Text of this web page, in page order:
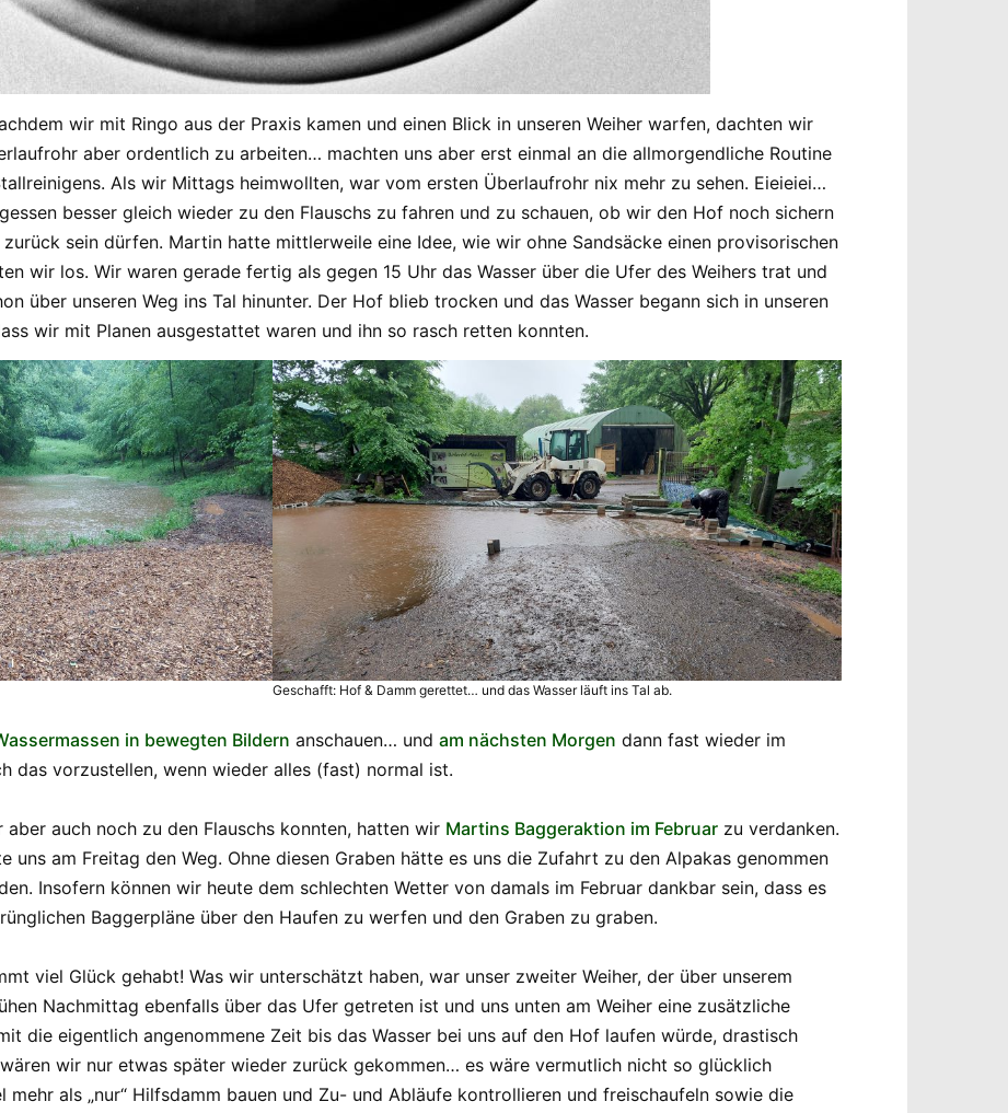
wir mit Ringo aus der Praxis kamen und einen Blick in unseren Weiher warfen, dachten wir
aber ordentlich zu arbeiten… machten uns aber erst einmal an die allmorgendliche Routine
Als wir Mittags heimwollten, war vom ersten Überlaufrohr nix mehr zu sehen. Eieieiei…
besser gleich wieder zu den Flauschs zu fahren und zu schauen, ob wir den Hof noch sichern
sein dürfen. Martin hatte mittlerweile eine Idee, wie wir ohne Sandsäcke einen provisorischen
wir los. Wir waren gerade fertig als gegen 15 Uhr das Wasser über die Ufer des Weihers trat und
über unseren Weg ins Tal hinunter. Der Hof blieb trocken und das Wasser begann sich in unseren
wir mit Planen ausgestattet waren und ihn so rasch retten konnten.
Geschafft: Hof & Damm gerettet… und das Wasser läuft ins Tal ab.
in bewegten Bildern anschauen… und am nächsten Morgen dann fast wieder im
das vorzustellen, wenn wieder alles (fast) normal ist.
aber auch noch zu den Flauschs konnten, hatten wir Martins Baggeraktion im Februar zu verdanken.
uns am Freitag den Weg. Ohne diesen Graben hätte es uns die Zufahrt zu den Alpakas genommen
Insofern können wir heute dem schlechten Wetter von damals im Februar dankbar sein, dass es
Baggerpläne über den Haufen zu werfen und den Graben zu graben.
viel Glück gehabt! Was wir unterschätzt haben, war unser zweiter Weiher, der über unserem
Nachmittag ebenfalls über das Ufer getreten ist und uns unten am Weiher eine zusätzliche
die eigentlich angenommene Zeit bis das Wasser bei uns auf den Hof laufen würde, drastisch
wir nur etwas später wieder zurück gekommen… es wäre vermutlich nicht so glücklich
mehr als „nur“ Hilfsdamm bauen und Zu- und Abläufe kontrollieren und freischaufeln sowie die